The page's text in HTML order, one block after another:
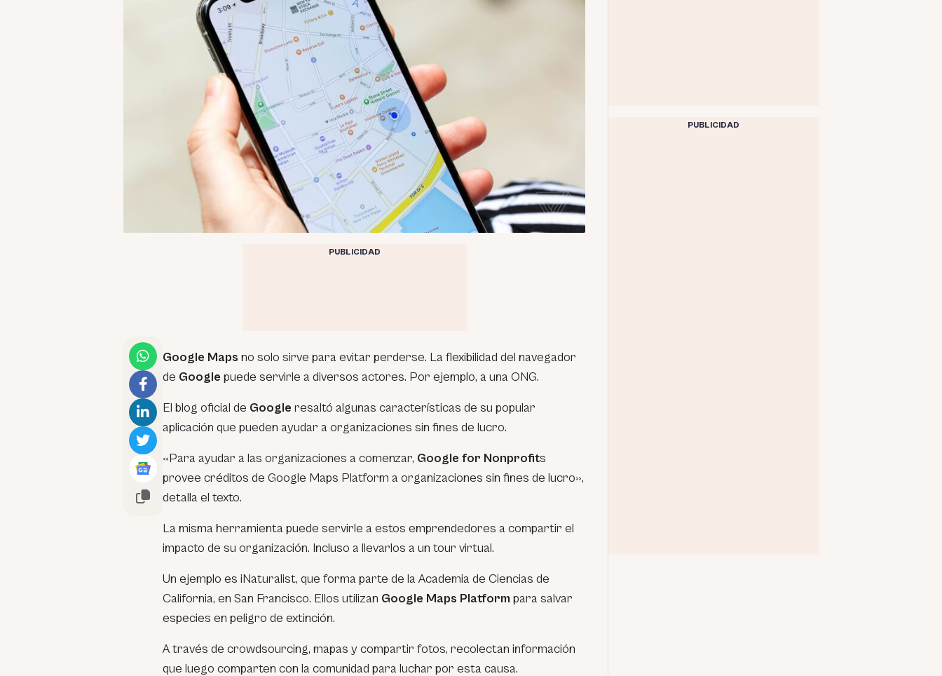
PUBLICIDAD
Google Maps no solo sirve para evitar perderse. La flexibilidad del navegador
de Google puede servirle a diversos actores. Por ejemplo, a una ONG.
El blog oficial de Google resaltó algunas características de su popular
aplicación que pueden ayudar a organizaciones sin fines de lucro.
«Para ayudar a las organizaciones a comenzar, Google for Nonprofits
provee créditos de Google Maps Platform a organizaciones sin fines de lucro»,
detalla el texto.
La misma herramienta puede servirle a estos emprendedores a compartir el
impacto de su organización. Incluso a llevarlos a un tour virtual.
Un ejemplo es iNaturalist, que forma parte de la Academia de Ciencias de
California, en San Francisco. Ellos utilizan Google Maps Platform para salvar
especies en peligro de extinción.
A través de crowdsourcing, mapas y compartir fotos, recolectan información
que luego comparten con la comunidad para luchar por esta causa.
PUBLICIDAD